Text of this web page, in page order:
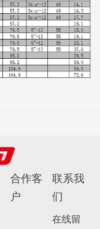
合作客
户
联系我
们
在线留